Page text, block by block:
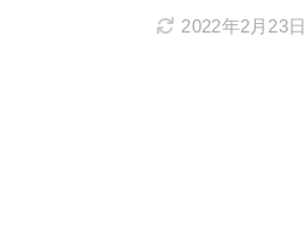
2022年2月23日